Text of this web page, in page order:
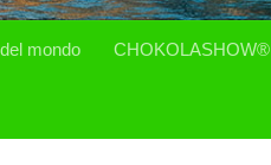
mondo CHOKOLASHOW®